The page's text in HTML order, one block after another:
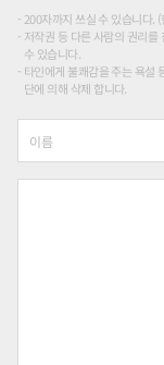
200자까지 쓰실 수 있습니다
저작권 등 다른 사람의 권리
수 있습니다.
타인에게 불쾌감을 주는 욕설
단에 의해 삭제 합니다.